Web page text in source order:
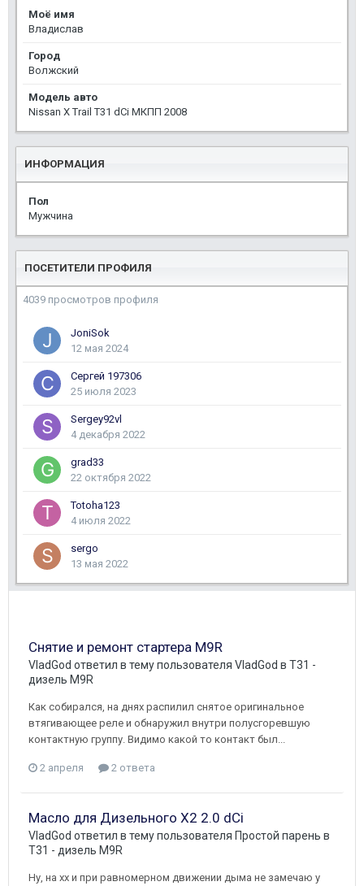
Моё имя
Владислав
Город
Волжский
Модель авто
Nissan X Trail T31 dCi МКПП 2008
ИНФОРМАЦИЯ
Пол
Мужчина
ПОСЕТИТЕЛИ ПРОФИЛЯ
4039 просмотров профиля
JoniSok
12 мая 2024
Сергей 197306
25 июля 2023
Sergey92vl
4 декабря 2022
grad33
22 октября 2022
Totoha123
4 июля 2022
sergo
13 мая 2022
Снятие и ремонт стартера M9R
VladGod ответил в тему пользователя VladGod в T31 -
дизель M9R
Как собирался, на днях распилил снятое оригинальное
втягивающее реле и обнаружил внутри полусгоревшую
контактную группу. Видимо какой то контакт был...
2 апреля 2 ответа
Масло для Дизельного X2 2.0 dCi
VladGod ответил в тему пользователя Простой парень в
T31 - дизель M9R
Ну, на хх и при равномерном движении дыма не замечаю у